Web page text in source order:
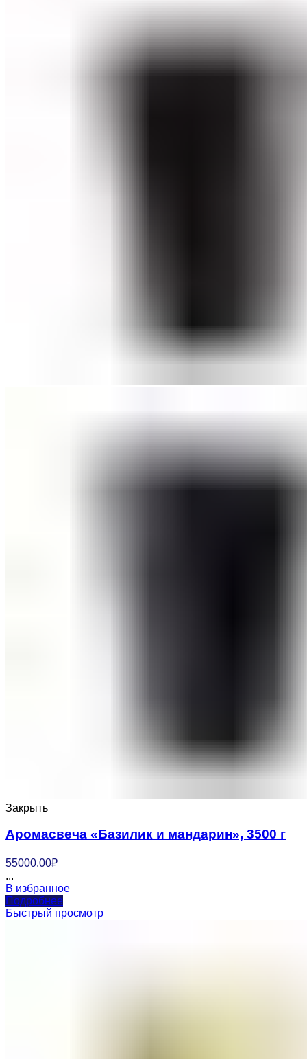
Закрыть
Аромасвеча «Базилик и мандарин», 3500 г
55000.00₽
...
В избранное
Подробнее
Быстрый просмотр